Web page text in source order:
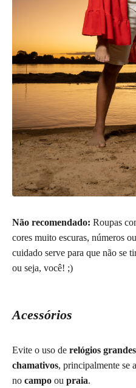
Não recomendado: Roupas
cores muito escuras, números
cuidado serve para que não se
ou seja, você! ;)
Acessórios
Evite o uso de relógios
chamativos, principalmente se
no campo ou praia.